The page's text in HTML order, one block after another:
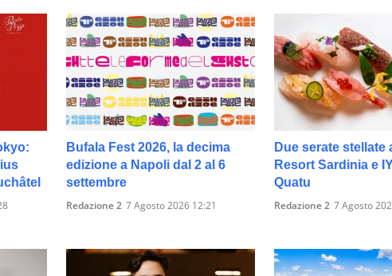
Bufala Fest 2026, la decima
edizione a Napoli dal 2 al 6
settembre
Redazione 2 7 Agosto 2026 12:21
Due serate stellate
Resort Sardinia e
Quatu
Redazione 2 7 Agosto